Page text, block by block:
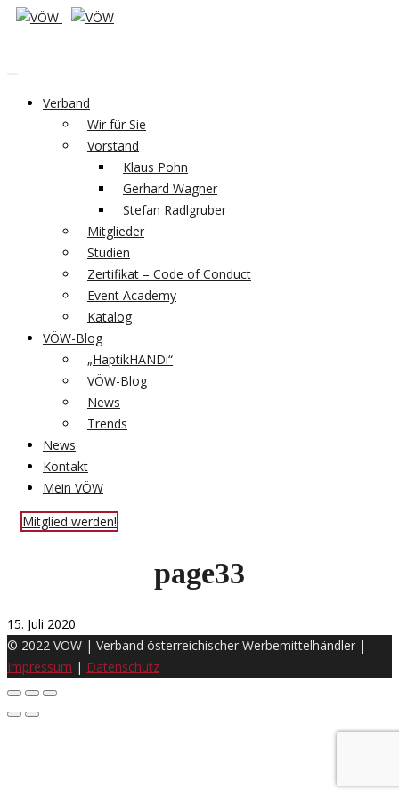
Verband
Wir für Sie
Vorstand
Klaus Pohn
Gerhard Wagner
Stefan Radlgruber
Mitglieder
Studien
Zertifikat – Code of Conduct
Event Academy
Katalog
VÖW-Blog
„HaptikHANDi“
VÖW-Blog
News
Trends
News
Kontakt
Mein VÖW
Mitglied werden!
page33
15. Juli 2020
© 2022 VÖW | Verband österreichischer Werbemittelhändler |
Impressum | Datenschutz